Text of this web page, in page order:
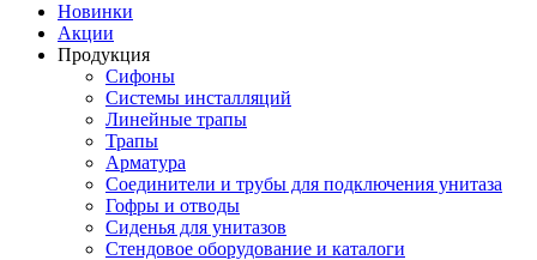
Новинки
Акции
Продукция
Сифоны
Системы инсталляций
Линейные трапы
Трапы
Арматура
Соединители и трубы для подключения унитаза
Гофры и отводы
Сиденья для унитазов
Стендовое оборудование и каталоги